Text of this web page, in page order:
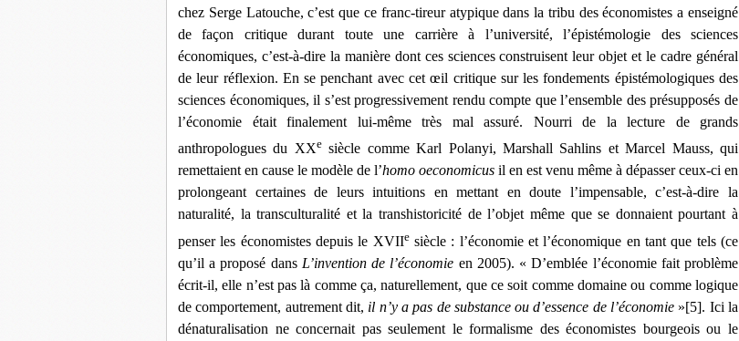
chez Serge Latouche, c’est que ce franc-tireur atypique dans la tribu des économistes a enseigné
de façon critique durant toute une carrière à l’université, l’épistémologie des sciences
économiques, c’est-à-dire la manière dont ces sciences construisent leur objet et le cadre général
de leur réflexion. En se penchant avec cet œil critique sur les fondements épistémologiques des
sciences économiques, il s’est progressivement rendu compte que l’ensemble des présupposés de
l’économie était finalement lui-même très mal assuré. Nourri de la lecture de grands
anthropologues du XXesiècle comme Karl Polanyi, Marshall Sahlins et Marcel Mauss, qui
remettaient en cause le modèle de l’homo oeconomicus il en est venu même à dépasser ceux-ci en
prolongeant certaines de leurs intuitions en mettant en doute l’impensable, c’est-à-dire la
naturalité, la transculturalité et la transhistoricité de l’objet même que se donnaient pourtant à
penser les économistes depuis le XVIIesiècle : l’économie et l’économique en tant que tels (ce
qu’il a proposé dans L’invention de l’économie en 2005). « D’emblée l’économie fait problème
écrit-il, elle n’est pas là comme ça, naturellement, que ce soit comme domaine ou comme logique
de comportement, autrement dit, il n’y a pas de substance ou d’essence de l’économie »[5]. Ici la
dénaturalisation ne concernait pas seulement le formalisme des économistes bourgeois ou le